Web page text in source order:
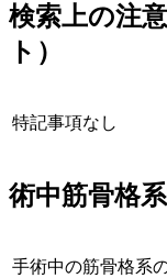
検索上の注
ト）
特記事項なし
術中筋骨格
手術中の筋骨格系